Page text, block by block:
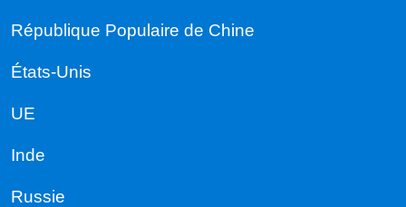
République Populaire de Chine
États-Unis
UE
Inde
Russie